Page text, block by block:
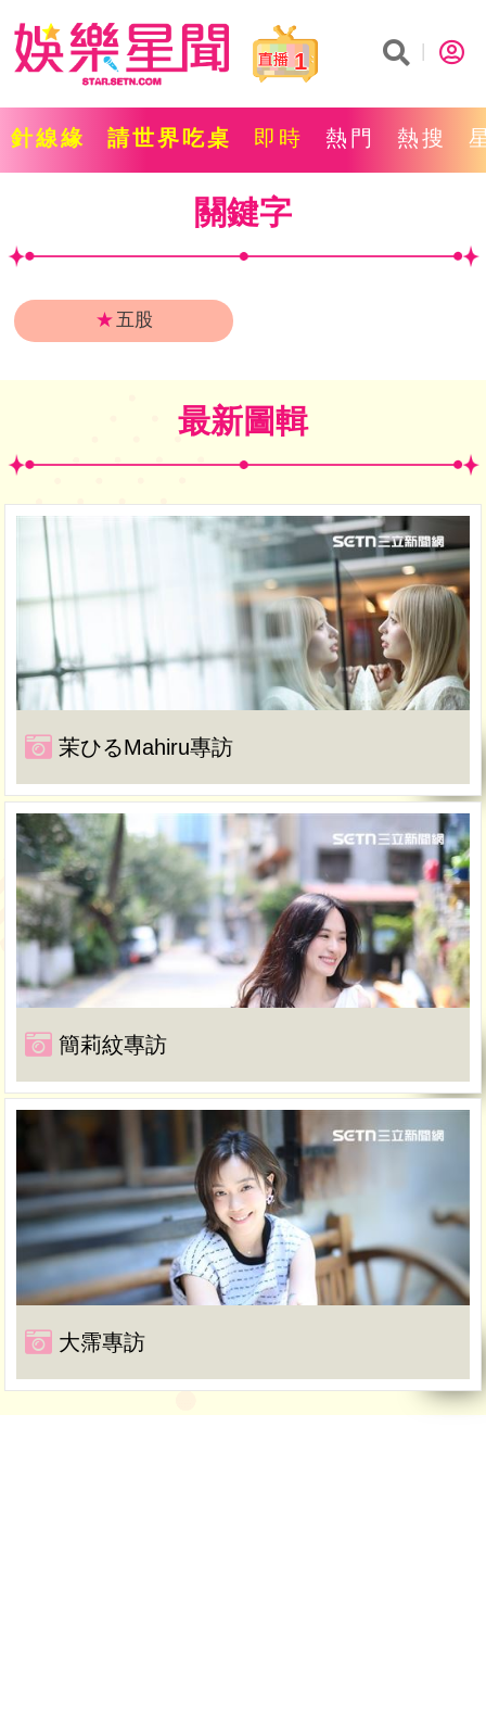
1
針線緣 請世界吃桌 即時 熱門 熱搜
關鍵字
★五股
最新圖輯
茉ひるMahiru專訪
簡莉紋專訪
大霈專訪